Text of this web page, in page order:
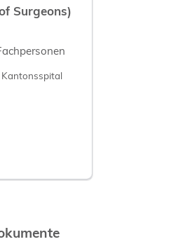
Surgeons)